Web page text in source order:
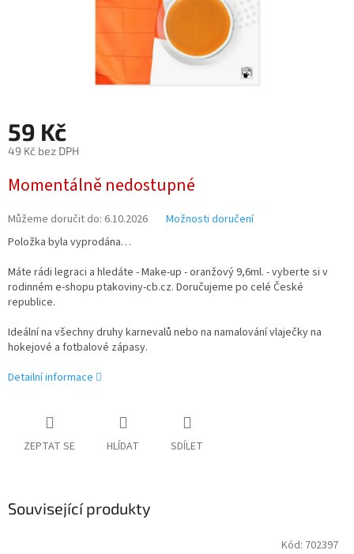
59 Kč
49 Kč bez DPH
cena:
Momentálně nedostupné
Můžeme doručit do: 6.10.2026
Možnosti doručení
Položka byla vyprodána…
Máte rádi legraci a hledáte - Make-up - oranžový 9,6ml. - vyberte si v
rodinném e-shopu ptakoviny-cb.cz. Doručujeme po celé České
republice.
Ideální na všechny druhy karnevalů nebo na namalování vlaječky na
hokejové a fotbalové zápasy.
Detailní informace
ZEPTAT SE HLÍDAT SDÍLET
Související produkty
Kód: 702397